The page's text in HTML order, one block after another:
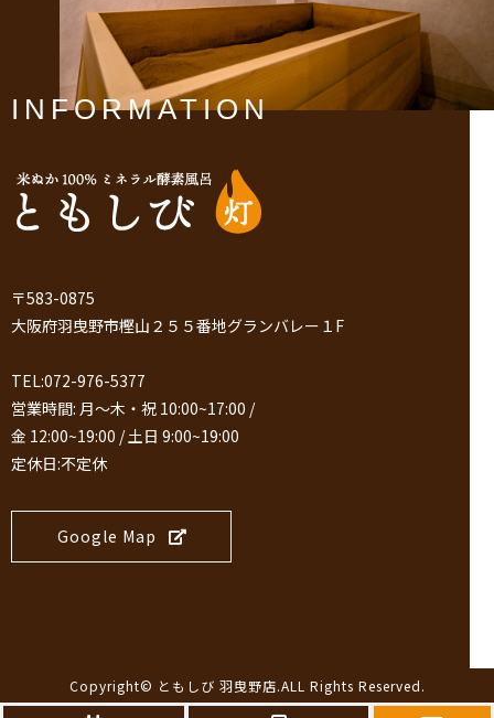
INFORMATION
〒583-0875
大阪府羽曳野市樫山２５５番地グランバレー１F
TEL:072-976-5377
営業時間: 月～木・祝 10:00~17:00 /
金 12:00~19:00 / 土日 9:00~19:00
定休日:不定休
Google Map
Copyright© ともしび 羽曳野店.ALL Rights Reserved.